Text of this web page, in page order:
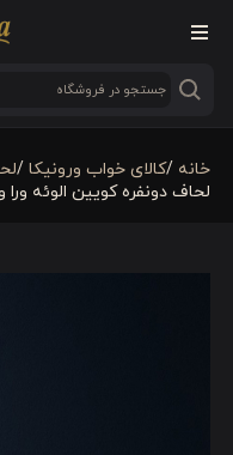
خانه /کالای خواب ورونیکا /
لحاف دونفره کویین الوئه ورا